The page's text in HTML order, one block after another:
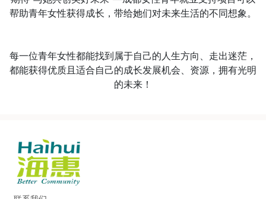
帮助青年女性获得成长，带给她们对未来生活的不同想象。
每一位青年女性都能找到属于自己的人生方向、走出迷茫，
都能获得优质且适合自己的成长发展机会、资源，拥有光明
的未来！